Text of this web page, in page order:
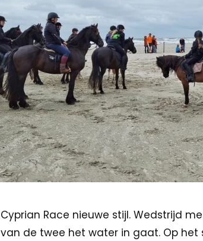
Cyprian Race nieuwe stijl. Wedstrijd
van de twee het water in gaat. Op het